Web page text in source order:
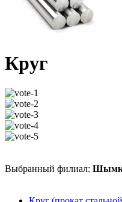
Круг
Выбранный филиал: